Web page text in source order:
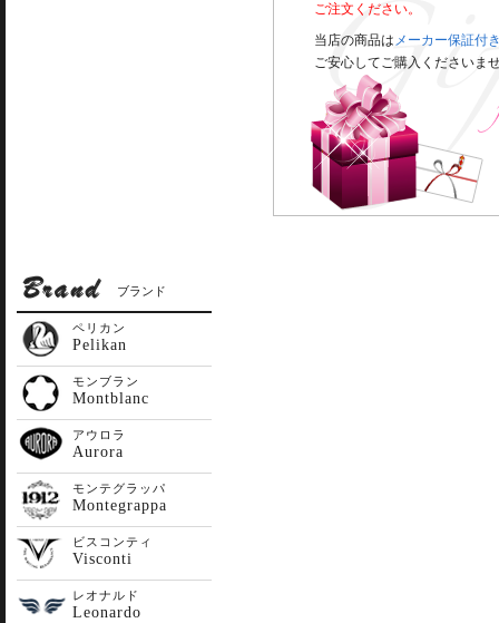
ご注文ください。
当店の商品は メーカー保証付
ご安心してご購入くださいま
ブランド
ペリカン
Pelikan
モンブラン
Montblanc
アウロラ
Aurora
モンテグラッパ
Montegrappa
ビスコンティ
Visconti
レオナルド
Leonardo